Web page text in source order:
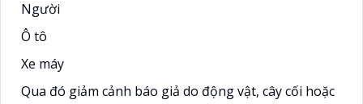
Người
Ô tô
Xe máy
Qua đó giảm cảnh báo giả do động vật, cây cối hoặc